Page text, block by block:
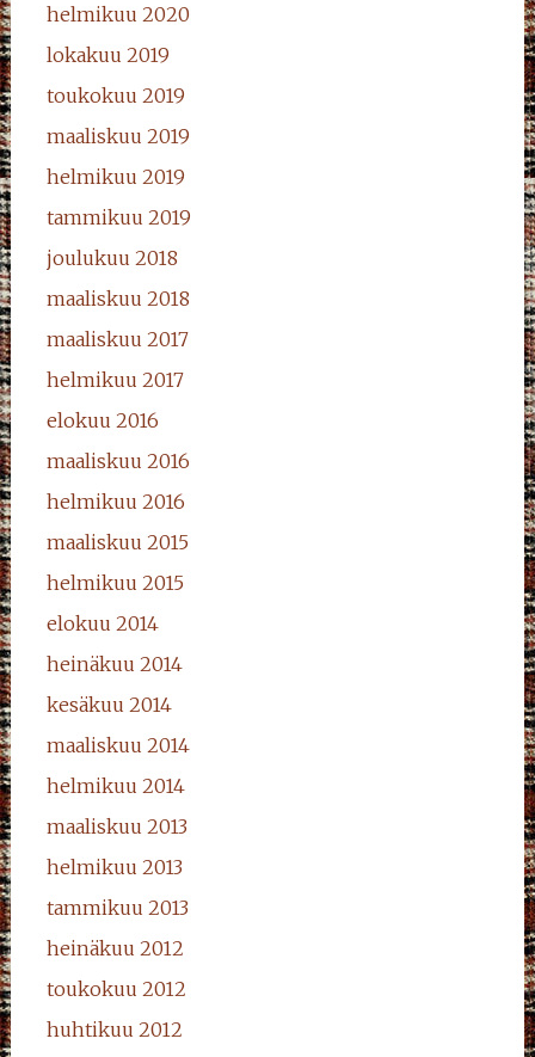
helmikuu 2020
lokakuu 2019
toukokuu 2019
maaliskuu 2019
helmikuu 2019
tammikuu 2019
joulukuu 2018
maaliskuu 2018
maaliskuu 2017
helmikuu 2017
elokuu 2016
maaliskuu 2016
helmikuu 2016
maaliskuu 2015
helmikuu 2015
elokuu 2014
heinäkuu 2014
kesäkuu 2014
maaliskuu 2014
helmikuu 2014
maaliskuu 2013
helmikuu 2013
tammikuu 2013
heinäkuu 2012
toukokuu 2012
huhtikuu 2012